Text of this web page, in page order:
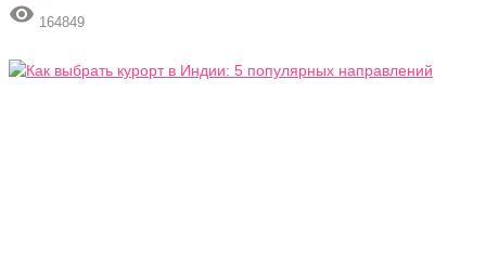
 164849